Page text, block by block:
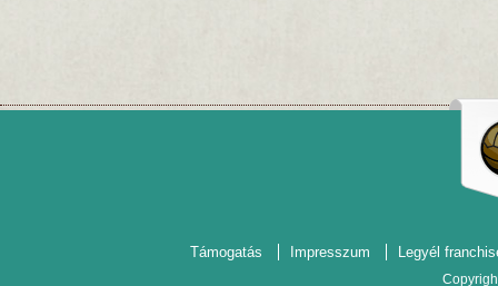
Támogatás Impresszum Legyél